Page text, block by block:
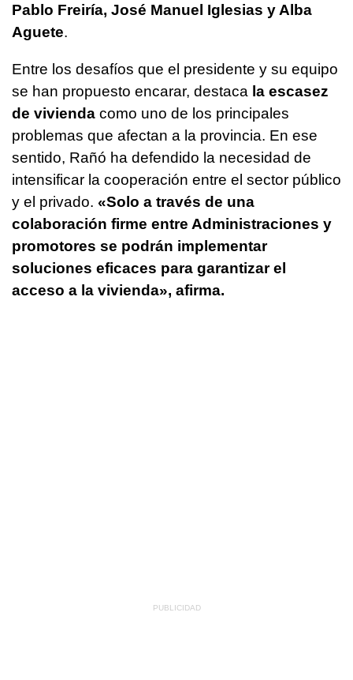
Pablo Freiría, José Manuel Iglesias y Alba
Aguete.
Entre los desafíos que el presidente y su equipo
se han propuesto encarar, destaca la escasez
de vivienda como uno de los principales
problemas que afectan a la provincia. En ese
sentido, Rañó ha defendido la necesidad de
intensificar la cooperación entre el sector público
y el privado. «Solo a través de una
colaboración firme entre Administraciones y
promotores se podrán implementar
soluciones eficaces para garantizar el
acceso a la vivienda», afirma.